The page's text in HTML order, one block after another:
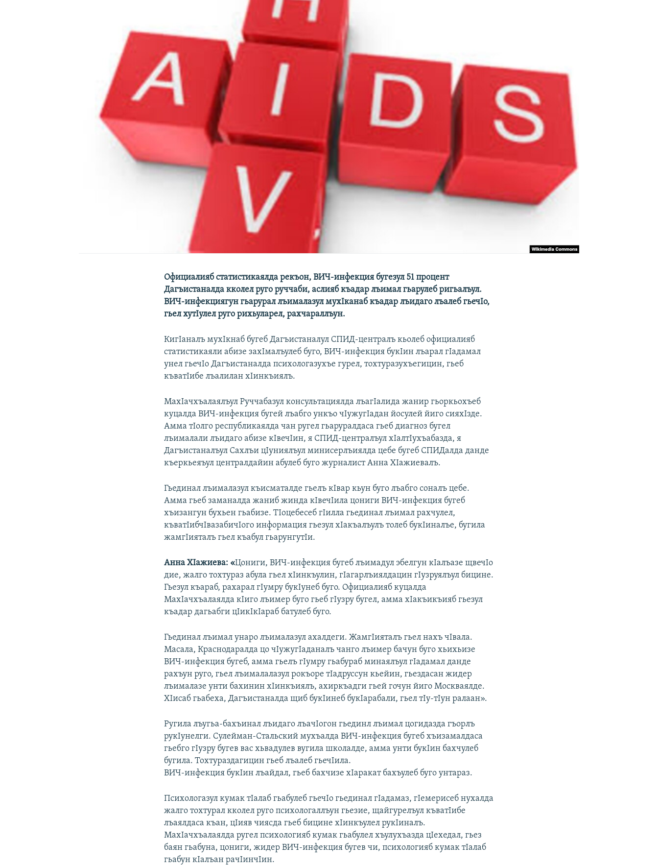
Официалияб статистикаялда рекъон, ВИЧ-инфекция бугезул 51 процент
Дагъистаналда кколел руго руччаби, аслияб къадар лъимал гьарулеб ригьалъул.
ВИЧ-инфекциягун гьарурал лъималазул мухIканаб къадар лъидаго лъалеб гьечIо,
гьел хутIулел руго рихьуларел, рахчараллъун.
КигIаналъ мухIкнаб бугеб Дагъистаналул СПИД-централъ кьолеб официалияб
статистикаяли абизе захIмалъулеб буго, ВИЧ-инфекция букIин лъарал гIадамал
унел гьечIо Дагъистаналда психологазухъе гурел, тохтуразухъегицин, гьеб
къватIибе лъалилан хIинкъиялъ.
МахIачхъалаялъул Руччабазул консультациялда лъагIалида жанир гьоркьохъеб
куцалда ВИЧ-инфекция бугей лъабго ункъо чIужугIадан йосулей йиго сияхIзде.
Амма тIолго республикаялда чан ругел гьаруралдаса гьеб диагноз бугел
лъималали лъидаго абизе кIвечIин, я СПИД-централъул хIалтIухъабазда, я
Дагъистаналъул Сахлъи цIуниялъул минисерлъиялда цебе бугеб СПИДалда данде
къеркьеяъул централдайин абулеб буго журналист Анна ХIажиевалъ.
Гьединал лъималазул къисматалде гьелъ кIвар кьун буго лъабго соналъ цебе.
Амма гьеб заманалда жаниб жинда кIвечIила цониги ВИЧ-инфекция бугеб
хъизангун бухьен гьабизе. ТIоцебесеб гIилла гьединал лъимал рахчулел,
къватIибчIвазабичIого информация гьезул хIакъалъулъ толеб букIиналъе, бугила
жамгIияталъ гьел къабул гьарунгутIи.
Анна ХIажиева: «Цониги, ВИЧ-инфекция бугеб лъимадул эбелгун кIалъазе щвечIо
дие, жалго тохтураз абула гьел хIинкъулин, гIагарлъиялдацин гIузруялъул бицине.
Гьезул къараб, рахарал гIумру букIунеб буго. Официалияб куцалда
МахIачхъалаялда кIиго лъимер буго гьеб гIузру бугел, амма хIакъикъияб гьезул
къадар дагьабги цIикIкIараб батулеб буго.
Гьединал лъимал унаро лъималазул ахалдеги. ЖамгIияталъ гьел нахъ чIвала.
Масала, Краснодаралда цо чIужугIаданалъ чанго лъимер бачун буго хьихьизе
ВИЧ-инфекция бугеб, амма гьелъ гIумру гьабураб минаялъул гIадамал данде
рахъун руго, гьел лъималалазул рокъоре тIадруссун кьейин, гьездасан жидер
лъималазе унти бахинин хIинкъиялъ, ахиркъадги гьей гочун йиго Москваялде.
ХIисаб гьабеха, Дагъистаналда щиб букIинеб букIарабали, гьел тIу-тIун ралаан».
Ругила лъугьа-бахъинал лъидаго лъачIогон гьединл лъимал цогидазда гъорлъ
рукIунелги. Сулейман-Стальский мухъалда ВИЧ-инфекция бугеб хъизамалдаса
гьебго гIузру бугев вас хьвадулев вугила школалде, амма унти букIин бахчулеб
бугила. Тохтураздагицин гьеб лъалеб гьечIила.
ВИЧ-инфекция букIин лъайдал, гьеб бахчизе хIаракат бахъулеб буго унтараз.
Психологазул кумак тIалаб гьабулеб гьечIо гьединал гIадамаз, гIемерисеб нухалда
жалго тохтурал кколел руго психологаллъун гьезие, щайгурелъул къватIибе
лъаялдаса къан, цIияв чиясда гьеб бицине хIинкъулел рукIиналъ.
МахIачхъалаялда ругел психологияб кумак гьабулел хъулухъазда цIехедал, гьез
баян гьабуна, цониги, жидер ВИЧ-инфекция бугев чи, психологияб кумак тIалаб
гьабун кIалъан рачIинчIин.